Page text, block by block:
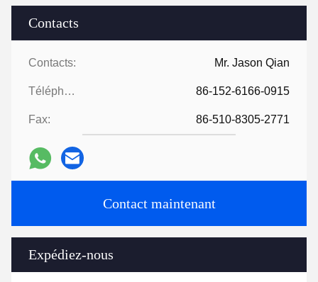
Contacts
Contacts: Mr. Jason Qian
Téléphone: 86-152-6166-0915
Fax: 86-510-8305-2771
Contact maintenant
Expédiez-nous